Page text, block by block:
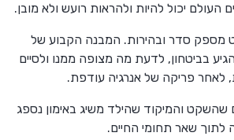
העולם יכול להיות ולהראות רועש ולא מובן.
מספק סדר ובהירות. המבנה הקבוע של
בביטחון, לדעת מה מצופה ממנו ולסיים
לאחר פריקה של אנרגיה עודפת.
שהשקט והמיקוד שהילד משיג באימון נספג
לתוך שאר תחומי החיים.